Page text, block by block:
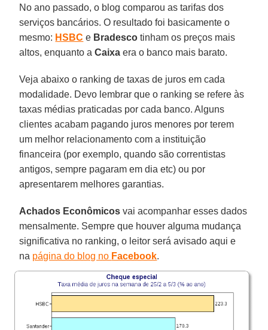
No ano passado, o blog comparou as tarifas dos
serviços bancários. O resultado foi basicamente o
mesmo: HSBC e Bradesco tinham os preços mais
altos, enquanto aCaixa era o banco mais barato.
Veja abaixo o ranking de taxas de juros em cada
modalidade. Devo lembrar que o ranking se refere às
taxas médias praticadas por cada banco. Alguns
clientes acabam pagando juros menores por terem
um melhor relacionamento com a instituição
financeira (por exemplo, quando são correntistas
antigos, sempre pagaram em dia etc) ou por
apresentarem melhores garantias.
Achados Econômicos vai acompanhar esses dados
mensalmente. Sempre que houver alguma mudança
significativa no ranking, o leitor será avisado aqui e
na página do blog no Facebook.